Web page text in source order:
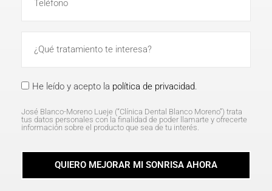
He leído y acepto la política de privacidad.
José Blanco-Moreno Lueje (“Clínica Dental Blanco Moreno”) trata
tus datos personales con la finalidad de poder llamarte y ofrecerte
información sobre el producto que sea de tu interés.
QUIERO MEJORAR MI SONRISA AHORA